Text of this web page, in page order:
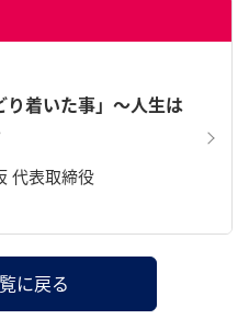
り着いた事」～人生は
代表取締役
に戻る